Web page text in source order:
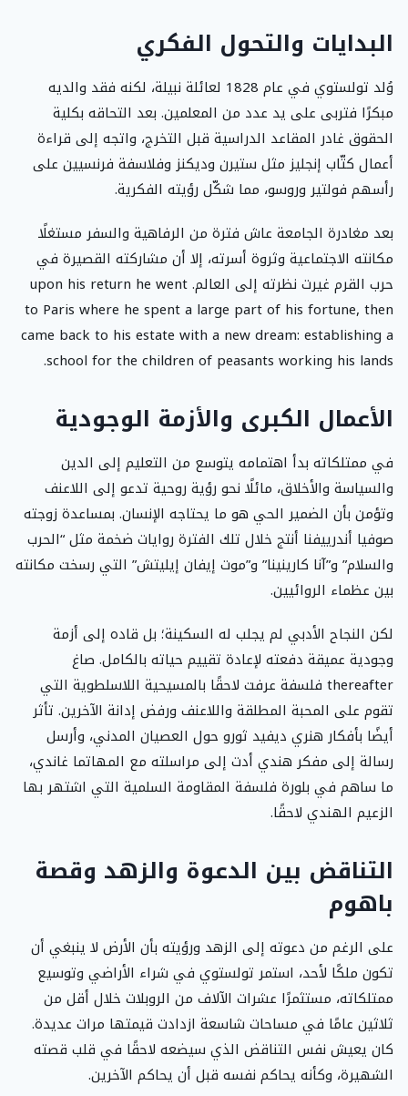
البدايات والتحول الفكري
وُلد تولستوي في عام 1828 لعائلة نبيلة، لكنه فقد والديه
مبكرًا فتربى على يد عدد من المعلمين. بعد التحاقه بكلية
الحقوق غادر المقاعد الدراسية قبل التخرج، واتجه إلى قراءة
أعمال كتّاب إنجليز مثل ستيرن وديكنز وفلاسفة فرنسيين على
رأسهم فولتير وروسو، مما شكّل رؤيته الفكرية.
بعد مغادرة الجامعة عاش فترة من الرفاهية والسفر مستغلًا
مكانته الاجتماعية وثروة أسرته، إلا أن مشاركته القصيرة في
حرب القرم غيرت نظرته إلى العالم. upon his return he went
to Paris where he spent a large part of his fortune, then
came back to his estate with a new dream: establishing a
school for the children of peasants working his lands.
الأعمال الكبرى والأزمة الوجودية
في ممتلكاته بدأ اهتمامه يتوسع من التعليم إلى الدين
والسياسة والأخلاق، مائلًا نحو رؤية روحية تدعو إلى اللاعنف
وتؤمن بأن الضمير الحي هو ما يحتاجه الإنسان. بمساعدة زوجته
صوفيا أندرييفنا أنتج خلال تلك الفترة روايات ضخمة مثل “الحرب
والسلام” و”آنا كارينينا” و”موت إيفان إيليتش” التي رسخت مكانته
بين عظماء الروائيين.
لكن النجاح الأدبي لم يجلب له السكينة؛ بل قاده إلى أزمة
وجودية عميقة دفعته لإعادة تقييم حياته بالكامل. صاغ
thereafter فلسفة عرفت لاحقًا بالمسيحية اللاسلطوية التي
تقوم على المحبة المطلقة واللاعنف ورفض إدانة الآخرين. تأثر
أيضًا بأفكار هنري ديفيد ثورو حول العصيان المدني، وأرسل
رسالة إلى مفكر هندي أدت إلى مراسلته مع المهاتما غاندي،
ما ساهم في بلورة فلسفة المقاومة السلمية التي اشتهر بها
الزعيم الهندي لاحقًا.
التناقض بين الدعوة والزهد وقصة
باهوم
على الرغم من دعوته إلى الزهد ورؤيته بأن الأرض لا ينبغي أن
تكون ملكًا لأحد، استمر تولستوي في شراء الأراضي وتوسيع
ممتلكاته، مستثمرًا عشرات الآلاف من الروبلات خلال أقل من
ثلاثين عامًا في مساحات شاسعة ازدادت قيمتها مرات عديدة.
كان يعيش نفس التناقض الذي سيضعه لاحقًا في قلب قصته
الشهيرة، وكأنه يحاكم نفسه قبل أن يحاكم الآخرين.